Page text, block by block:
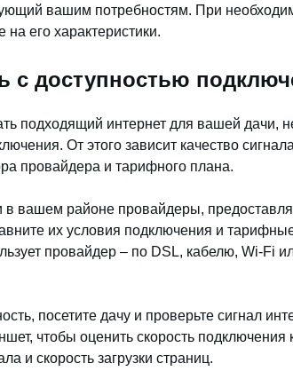
вашим потребностям. При
его характеристики.
с доступностью
подходящий интернет для вашей дачи,
От этого зависит качество
провайдера и тарифного плана.
в вашем районе провайдеры,
их условия подключения и
провайдер – по DSL, кабелю, Wi-Fi
посетите дачу и проверьте сигнал
чтобы оценить скорость
и скорость загрузки страниц.